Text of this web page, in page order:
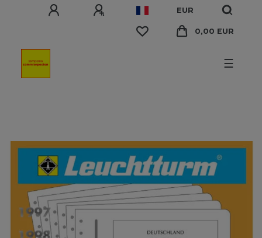
EUR
0,00 EUR
☰